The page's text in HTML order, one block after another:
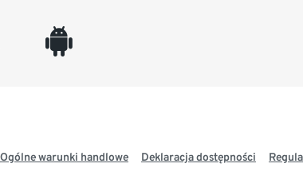
android
Ogólne warunki handlowe Deklaracja dostępności